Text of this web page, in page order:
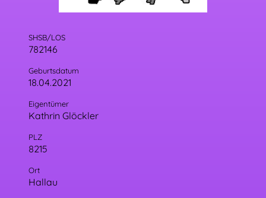
SHSB/LOS
782146
Geburtsdatum
18.04.2021
Eigentümer
Kathrin Glöckler
PLZ
8215
Ort
Hallau